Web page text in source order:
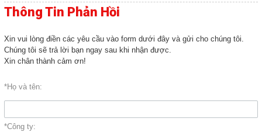
Thông Tin Phản Hồi
Xin vui lòng điền các yêu cầu vào form dưới đây và gửi cho chúng tôi.
Chúng tôi sẽ trả lời bạn ngay sau khi nhận được.
Xin chân thành cảm ơn!
*Họ và tên:
*Công ty:
HOÁ CHẤT NGHÀNH THỨC ĂN GIA
SÚC
TƯ VẤN MÔI TRƯỜNG
HÓA CHẤT NÔNG NGHIỆP
Đóng